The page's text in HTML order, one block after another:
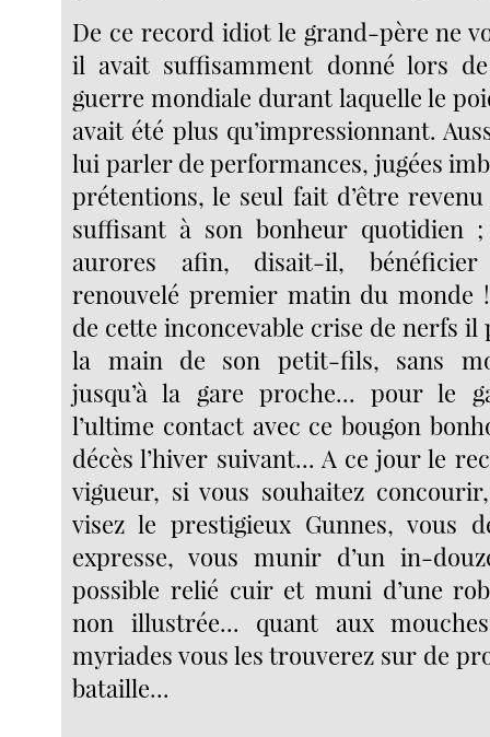
De ce record idiot le grand-père ne
il avait suffisamment donné lors
guerre mondiale durant laquelle le
avait été plus qu’impressionnant.
lui parler de performances, jugées
prétentions, le seul fait d’être revenu
suffisant à son bonheur quotidien
aurores afin, disait-il,
renouvelé premier matin du monde
de cette inconcevable crise de nerfs
la main de son petit-fils, sans
jusqu’à la gare proche... pour le
l’ultime contact avec ce bougon
décès l’hiver suivant... A ce jour le
vigueur, si vous souhaitez
visez le prestigieux Gunnes, vous
expresse, vous munir d’un in-
possible relié cuir et muni d’une
non illustrée... quant aux
myriades vous les trouverez sur de
bataille...